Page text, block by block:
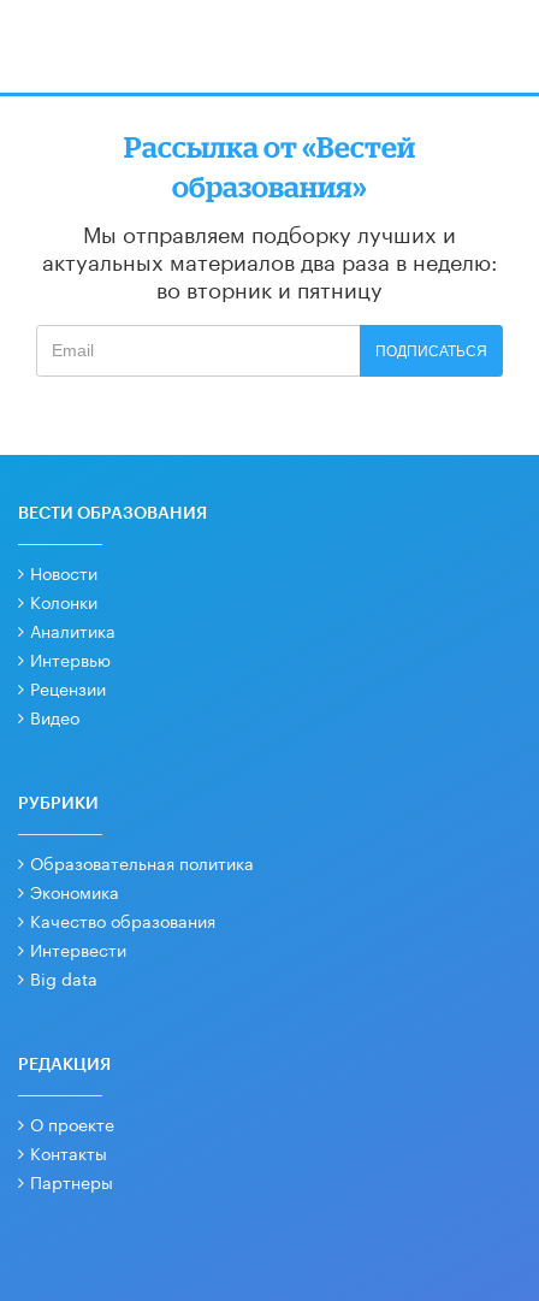
Рассылка от «Вестей
образования»
Мы отправляем подборку лучших и
актуальных материалов два раза в неделю:
во вторник и пятницу
ПОДПИСАТЬСЯ
ВЕСТИ ОБРАЗОВАНИЯ
Новости
Колонки
Аналитика
Интервью
Рецензии
Видео
РУБРИКИ
Образовательная политика
Экономика
Качество образования
Интервести
Big data
РЕДАКЦИЯ
О проекте
Контакты
Партнеры